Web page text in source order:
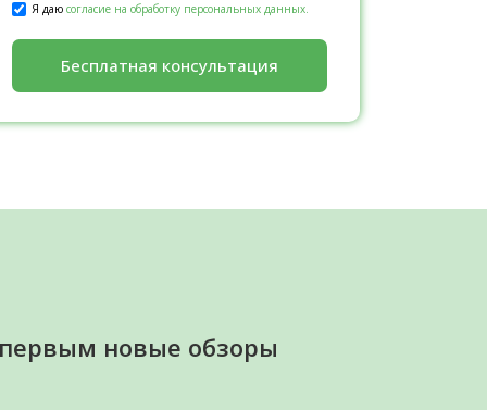
Я даю согласие на обработку персональных данных.
Бесплатная консультация
новые обзоры